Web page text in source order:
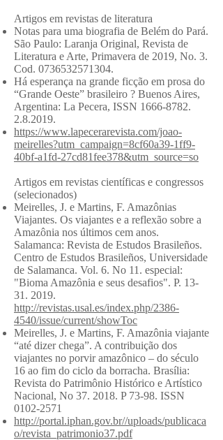
Artigos em revistas de literatura
Notas para uma biografia de Belém do Pará.
São Paulo: Laranja Original, Revista de
Literatura e Arte, Primavera de 2019, No. 3.
Cod. 0736532571304.
Há esperança na grande ficção em prosa do
“Grande Oeste” brasileiro ? Buenos Aires,
Argentina: La Pecera, ISSN 1666-8782.
2.8.2019.
https://www.lapecerarevista.com/joao-
meirelles?utm_campaign=8cf60a39-1ff9-
40bf-a1fd-27cd81fee378&utm_source=so
Artigos em revistas científicas e congressos
(selecionados)
Meirelles, J. e Martins, F. Amazônias
Viajantes. Os viajantes e a reflexão sobre a
Amazônia nos últimos cem anos.
Salamanca: Revista de Estudos Brasileños.
Centro de Estudos Brasileños, Universidade
de Salamanca. Vol. 6. No 11. especial:
"Bioma Amazônia e seus desafios". P. 13-
31. 2019.
http://revistas.usal.es/index.php/2386-
4540/issue/current/showToc
Meirelles, J. e Martins, F. Amazônia viajante
“até dizer chega”. A contribuição dos
viajantes no porvir amazônico – do século
16 ao fim do ciclo da borracha. Brasília:
Revista do Patrimônio Histórico e Artístico
Nacional, No 37. 2018. P 73-98. ISSN
0102-2571
http://portal.iphan.gov.br//uploads/publicaca
o/revista_patrimonio37.pdf